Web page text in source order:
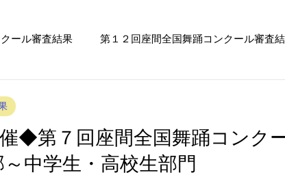
ール審査結果 第１２回座間全国舞踊コンクール審査
第７回ミュージカルコンクール審査結果
催◆第７回座間全国舞踊コンク
中学生・高校生部門